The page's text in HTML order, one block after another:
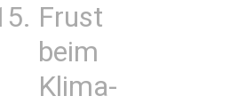
Frust
beim
Klima-